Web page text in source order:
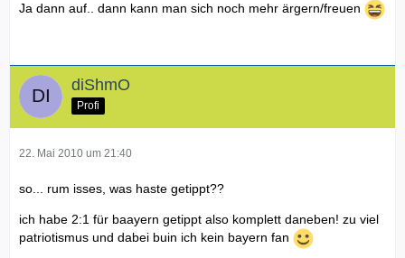
Ja dann auf.. dann kann man sich noch mehr ärgern/freuen
diShmO
Profi
22. Mai 2010 um 21:40
so... rum isses, was haste getippt??
ich habe 2:1 für baayern getippt also komplett daneben! zu viel
patriotismus und dabei buin ich kein bayern fan